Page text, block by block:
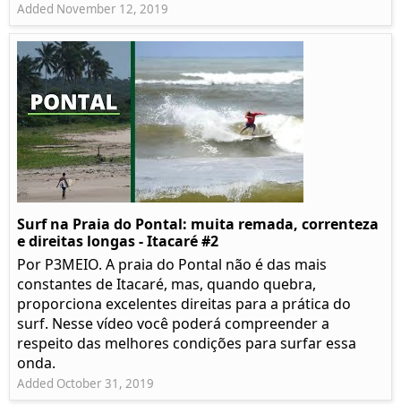
Added November 12, 2019
Surf na Praia do Pontal: muita remada, correnteza
e direitas longas - Itacaré #2
Por P3MEIO. A praia do Pontal não é das mais
constantes de Itacaré, mas, quando quebra,
proporciona excelentes direitas para a prática do
surf. Nesse vídeo você poderá compreender a
respeito das melhores condições para surfar essa
onda.
Added October 31, 2019